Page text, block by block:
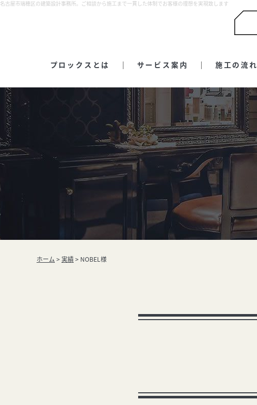
名古屋市瑞穂区の建築設計事務所。ご相談から施工まで一貫した体制でお客様の理想を実現致します
プロックスとは サービス案内 施工の流れ
ホーム >実績> NOBEL様